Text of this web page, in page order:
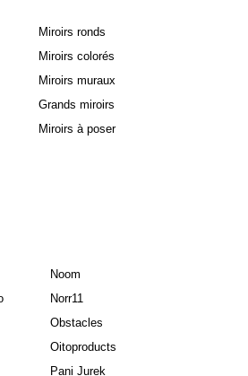
Miroirs ronds
Miroirs colorés
Miroirs muraux
Grands miroirs
Miroirs à poser
Noom
Norr11
Obstacles
Oitoproducts
Pani Jurek